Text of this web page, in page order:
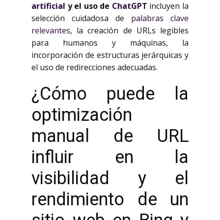
artificial y el uso de ChatGPT incluyen la
selección cuidadosa de palabras clave
relevantes, la creación de URLs legibles
para humanos y máquinas, la
incorporación de estructuras jerárquicas y
el uso de redirecciones adecuadas.
¿Cómo puede la
optimización
manual de URL
influir en la
visibilidad y el
rendimiento de un